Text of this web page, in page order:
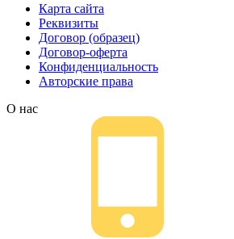
Карта сайта
Реквизиты
Договор (образец)
Договор-оферта
Конфиденциальность
Авторские права
О нас